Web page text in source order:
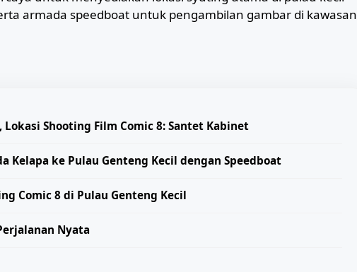
armada speedboat untuk pengambilan gambar di kawasan
Lokasi Shooting Film Comic 8: Santet Kabinet
Kelapa ke Pulau Genteng Kecil dengan Speedboat
Comic 8 di Pulau Genteng Kecil
Nyata